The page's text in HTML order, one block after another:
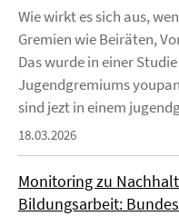
Wie wirkt es sich aus,
Gremien wie Beiräten,
Das wurde in einer
Jugendgremiums
sind jezt in einem
18.03.2026
Monitoring zu
Bildungsarbeit: